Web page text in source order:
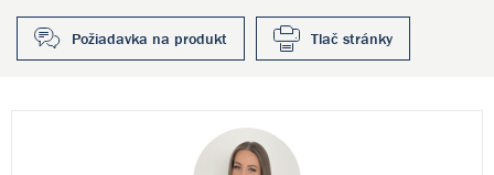
Požiadavka na produkt Tlač stránky